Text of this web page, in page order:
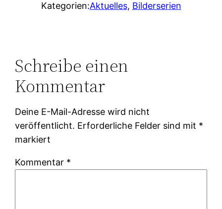
Kategorien:Aktuelles, Bilderserien
Schreibe einen
Kommentar
Deine E-Mail-Adresse wird nicht
veröffentlicht. Erforderliche Felder sind mit *
markiert
Kommentar *